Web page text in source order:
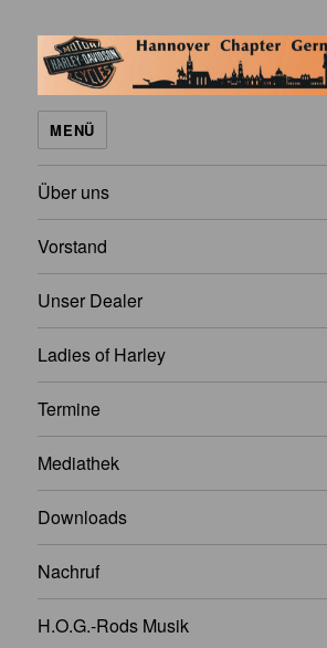
H.O.G. Hannover Chapter
MENÜ
Über uns
Vorstand
Unser Dealer
Ladies of Harley
Termine
Mediathek
Downloads
Nachruf
H.O.G.-Rods Musik